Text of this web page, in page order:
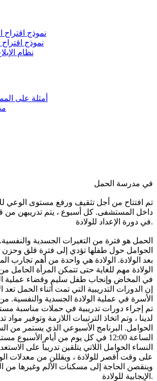
نموذج
نموذج
نظام
أمثلة على
في مدرسة الحمل
تم افتتاح من أجل تثقيف ورفع مستوى الوعي
داخل المستشفى. كل أسبوع ، يتم تدريبهن
في دورة الإعداد للولادة.
الحمل هو فترة من التغيرات الجسدية
الحوامل حول طفلها تؤدي إلى فترة قلق وحزن
بعد الولادة. الولادة هي واحدة من أهم تجارب
الولادة مهم للغاية حتى تتمكن المرأة الحامل
في المخاض وإنجاب طفل سليم وقضاء عملية
إن الدورات التدريبية التي تمت أثناء الحمل تعد
الأسرة في عملية الولادة الجسدية والنفسية.
تم إجراء دورات تدريبية في حملات مناسبة
لدينا ، وتم اتخاذ الترتيبات اللازمة وتوفير مواد
الساعة 12:00 في كل يوم من أيام
النساء الحوامل اللاتي يتلقين تدريباً على
على وقت أقصر للولادة ، ويقللن من معدلات
وينقصن الحاجة إلى مسكنات الألم وغيرها من
الإيجابية للولادة.